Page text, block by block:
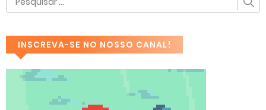
INSCREVA-SE NO NOSSO CANAL!